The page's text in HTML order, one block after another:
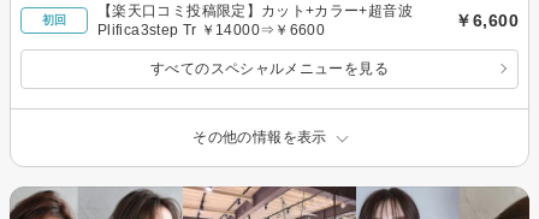
初回
【楽天口コミ投稿限定】カット+カラー+超音波
Plifica3step Tr ￥14000⇒￥6600
￥6,600
すべてのスペシャルメニューを見る
その他の情報を表示